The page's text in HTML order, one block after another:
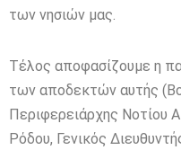
των νησιών μας.
Τέλος αποφασίζουμε η
των αποδεκτών αυτής
Περιφερειάρχης Νοτίου
Ρόδου, Γενικός